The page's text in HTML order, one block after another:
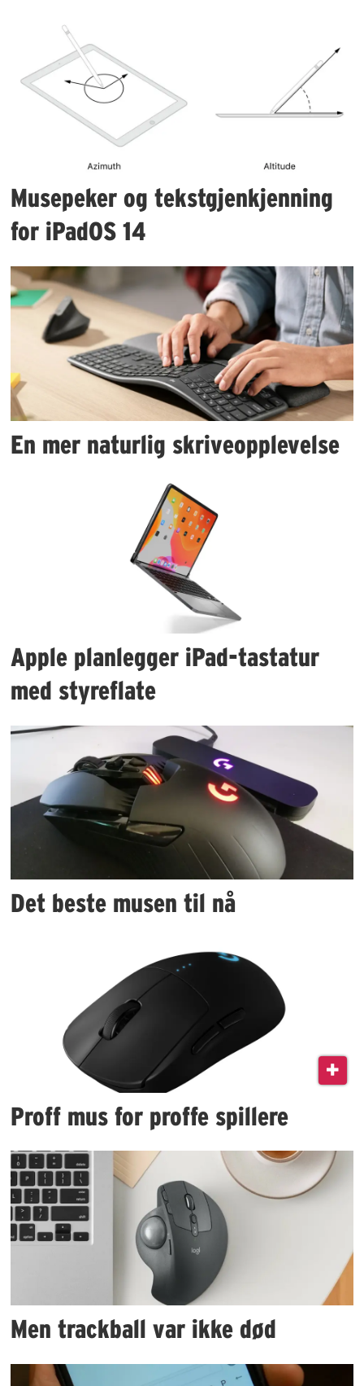
Musepeker og tekstgjenkjenning
for iPadOS 14
En mer naturlig skriveopplevelse
Apple planlegger iPad-tastatur
med styreflate
Det beste musen til nå
Proff mus for proffe spillere
Men trackball var ikke død